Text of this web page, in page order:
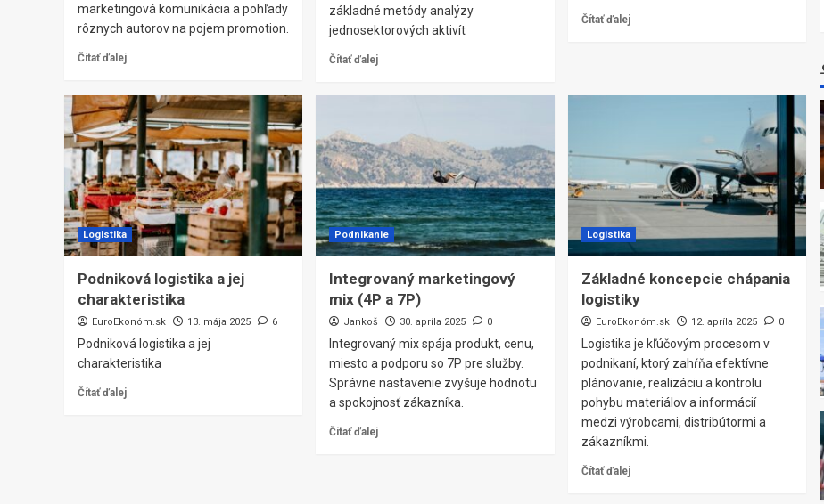
marketingová komunikácia a pohľady
rôznych autorov na pojem promotion.
Čítať ďalej
základné metódy analýzy
jednosektorových aktivít
Čítať ďalej
Čítať ďalej
Logistika
Podniková logistika a jej
charakteristika
EuroEkonóm.sk 13. mája 2025 6
Podniková logistika a jej
charakteristika
Čítať ďalej
Podnikanie
Integrovaný marketingový
mix (4P a 7P)
Jankoš 30. apríla 2025 0
Integrovaný mix spája produkt, cenu,
miesto a podporu so 7P pre služby.
Správne nastavenie zvyšuje hodnotu
a spokojnosť zákazníka.
Čítať ďalej
Logistika
Základné koncepcie chápania
logistiky
EuroEkonóm.sk 12. apríla 2025 0
Logistika je kľúčovým procesom v
podnikaní, ktorý zahŕňa efektívne
plánovanie, realizáciu a kontrolu
pohybu materiálov a informácií
medzi výrobcami, distribútormi a
zákazníkmi.
Čítať ďalej